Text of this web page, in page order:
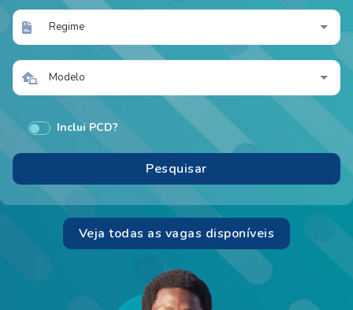
Regime
Modelo
Inclui PCD?
Veja todas as vagas disponíveis